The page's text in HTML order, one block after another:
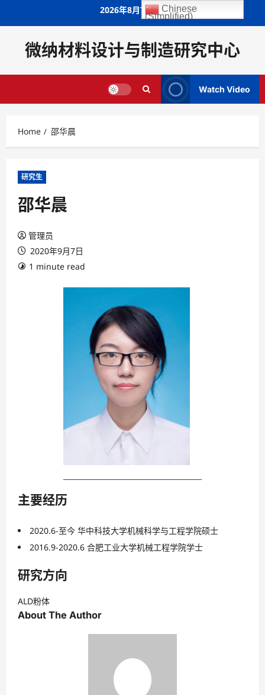
2026年8月7日
微纳材料设计与制造研究中心
Watch Video
Home 邵华晨
研究生
邵华晨
管理员
2020年9月7日
1 minute read
主要经历
2020.6-至今 华中科技大学机械科学与工程学院硕士
2016.9-2020.6 合肥工业大学机械工程学院学士
研究方向
ALD粉体
About The Author
Chinese
(Simplified)